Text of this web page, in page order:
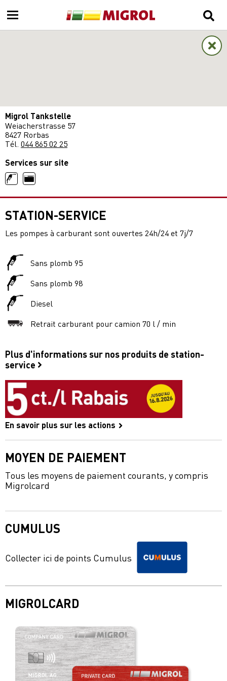
Migrol Tankstelle
Weiacherstrasse 57
8427 Rorbas
Tél. 044 865 02 25
Services sur site
STATION-SERVICE
Les pompes à carburant sont ouvertes 24h/24 et 7j/7
Sans plomb 95
Sans plomb 98
Diesel
Retrait carburant pour camion 70 l / min
Plus d'informations sur nos produits de station-
service
En savoir plus sur les actions
MOYEN DE PAIEMENT
Tous les moyens de paiement courants, y compris
Migrolcard
CUMULUS
Collecter ici de points Cumulus
MIGROLCARD